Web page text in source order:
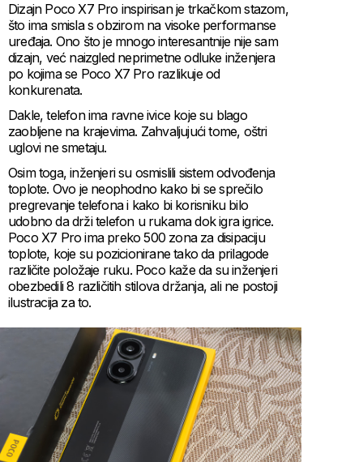
Dizajn Poco X7 Pro inspirisan je trkačkom stazom,
što ima smisla s obzirom na visoke performanse
uređaja. Ono što je mnogo interesantnije nije sam
dizajn, već naizgled neprimetne odluke inženjera
po kojima se Poco X7 Pro razlikuje od
konkurenata.
Dakle, telefon ima ravne ivice koje su blago
zaobljene na krajevima. Zahvaljujući tome, oštri
uglovi ne smetaju.
Osim toga, inženjeri su osmislili sistem odvođenja
toplote. Ovo je neophodno kako bi se sprečilo
pregrevanje telefona i kako bi korisniku bilo
udobno da drži telefon u rukama dok igra igrice.
Poco X7 Pro ima preko 500 zona za disipaciju
toplote, koje su pozicionirane tako da prilagode
različite položaje ruku. Poco kaže da su inženjeri
obezbedili 8 različitih stilova držanja, ali ne postoji
ilustracija za to.